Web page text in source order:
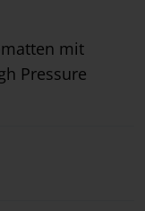
mit
Pressure